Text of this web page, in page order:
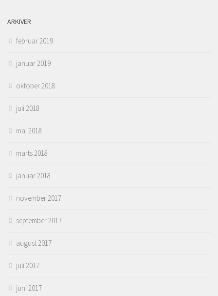
ARKIVER
februar 2019
januar 2019
oktober 2018
juli 2018
maj 2018
marts 2018
januar 2018
november 2017
september 2017
august 2017
juli 2017
juni 2017